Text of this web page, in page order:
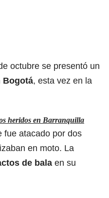
octubre se presentó un
Bogotá, esta vez en la
heridos en Barranquilla
fue atacado por dos
en moto. La
de bala en su